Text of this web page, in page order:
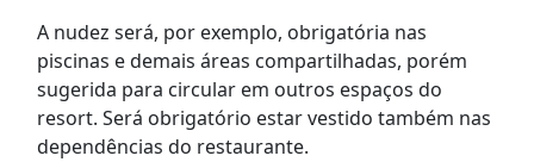
A nudez será, por exemplo, obrigatória nas
piscinas e demais áreas compartilhadas, porém
sugerida para circular em outros espaços do
resort. Será obrigatório estar vestido também nas
dependências do restaurante.